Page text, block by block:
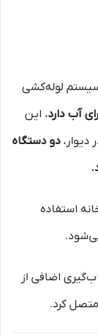
لوله‌کشی
آب دارد. این
دو دستگاه
استفاده
اضافی از
کرد.